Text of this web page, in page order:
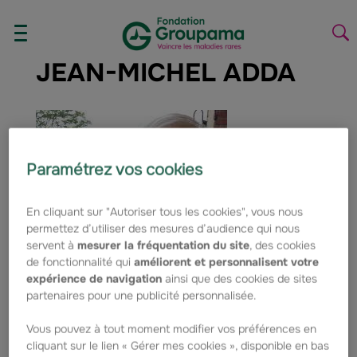
Aller à la navigation
AFFICHER/MASQUER
MENU
JEAN-MICHEL ADDA
syndromes de marfan et apparentés, il en est
actuellement le Secrétaire Général.
Paramétrez vos cookies
En cliquant sur "Autoriser tous les cookies", vous nous
permettez d’utiliser des mesures d’audience qui nous
servent àmesurer la fréquentation du site, des cookies
de fonctionnalité quiaméliorent et personnalisent votre
expérience de navigation ainsi que des cookies de sites
partenaires pour une publicité personnalisée.
Vous pouvez à tout moment modifier vos préférences en
cliquant sur le lien « Gérer mes cookies », disponible en bas